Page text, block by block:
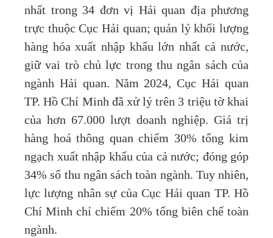
nhất trong 34 đơn vị Hải quan địa phương
trực thuộc Cục Hải quan; quản lý khối lượng
hàng hóa xuất nhập khẩu lớn nhất cả nước,
giữ vai trò chủ lực trong thu ngân sách của
ngành Hải quan. Năm 2024, Cục Hải quan
TP. Hồ Chí Minh đã xử lý trên 3 triệu tờ khai
của hơn 67.000 lượt doanh nghiệp. Giá trị
hàng hoá thông quan chiếm 30% tổng kim
ngạch xuất nhập khẩu của cả nước; đóng góp
34% số thu ngân sách toàn ngành. Tuy nhiên,
lực lượng nhân sự của Cục Hải quan TP. Hồ
Chí Minh chỉ chiếm 20% tổng biên chế toàn
ngành.